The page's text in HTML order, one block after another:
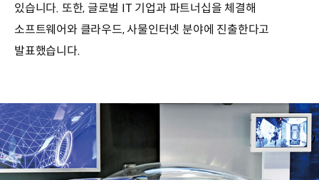
있습니다. 또한, 글로벌 IT 기업과 파트너십을 체결해
소프트웨어와 클라우드, 사물인터넷 분야에 진출한다고
발표했습니다.